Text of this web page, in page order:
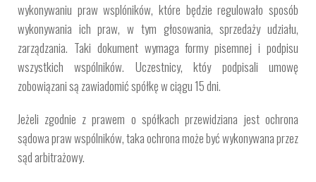
wykonywaniu praw wsplóników, które będzie regulowało sposób
wykonywania ich praw, w tym głosowania, sprzedaży udziału,
zarządzania. Taki dokument wymaga formy pisemnej i podpisu
wszystkich wspólników. Uczestnicy, któy podpisali umowę
zobowiązani są zawiadomić spółkę w ciągu 15 dni.
Jeżeli zgodnie z prawem o spółkach przewidziana jest ochrona
sądowa praw wspólników, taka ochrona może być wykonywana przez
sąd arbitrażowy.